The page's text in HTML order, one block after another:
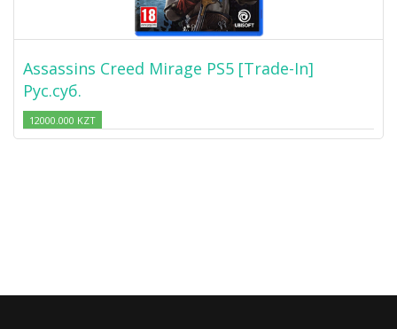
Assassins Creed Mirage PS5 [Trade-In]
Рус.суб.
12000.000 KZT